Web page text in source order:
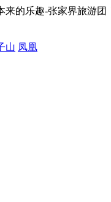
来的乐趣-张家界旅游团
山 凤凰